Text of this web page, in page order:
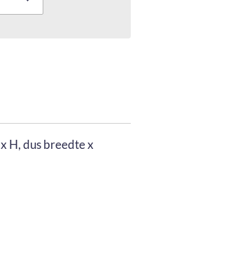
H, dus breedte x